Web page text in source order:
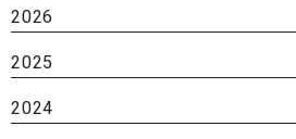
2026
2025
2024